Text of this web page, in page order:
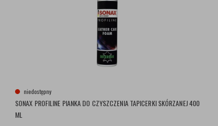
niedostępny
SONAX PROFILINE PIANKA DO CZYSZCZENIA TAPICERKI SKÓRZANEJ 400
ML